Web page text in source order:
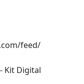
feed/